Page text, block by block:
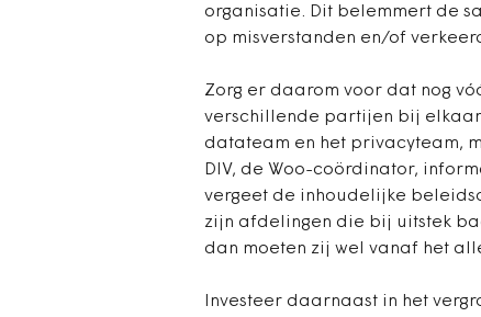
organisatie. Dit belemmert de
op misverstanden en/of
Zorg er daarom voor dat nog
verschillende partijen bij
datateam en het privacyteam,
DIV, de Woo-coördinator,
vergeet de inhoudelijke
zijn afdelingen die bij uitstek
dan moeten zij wel vanaf het
Investeer daarnaast in het